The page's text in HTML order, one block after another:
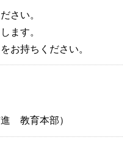
さい。
ます。
お持ちください。
教育本部）